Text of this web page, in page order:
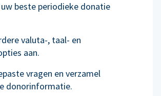
beste periodieke donatie
valuta-, taal- en
aan.
vragen en verzamel
donorinformatie.